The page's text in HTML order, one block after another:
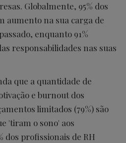
Globalmente, 95% dos
aumento na sua carga de
enquanto 91%
responsabilidades nas suas
que a quantidade de
e burnout dos
limitados (79%) são
'tiram o sono' aos
dos profissionais de RH